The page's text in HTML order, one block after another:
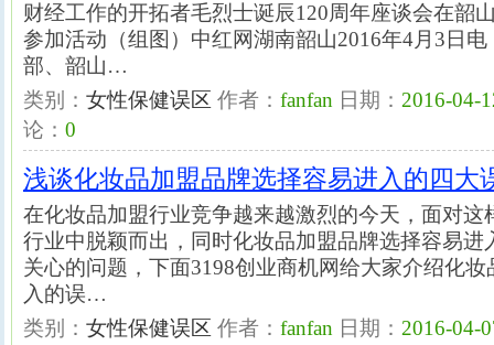
财经工作的开拓者毛烈士诞辰120周年座谈会在韶
参加活动（组图）中红网湖南韶山2016年4月3日
部、韶山…
类别： 女性保健误区 作者： fanfan 日期： 2016-04-
论： 0
浅谈化妆品加盟品牌选择容易进入的四大
在化妆品加盟行业竞争越来越激烈的今天，面对这
行业中脱颖而出，同时化妆品加盟品牌选择容易进
关心的问题，下面3198创业商机网给大家介绍化
入的误…
类别： 女性保健误区 作者： fanfan 日期： 2016-04-